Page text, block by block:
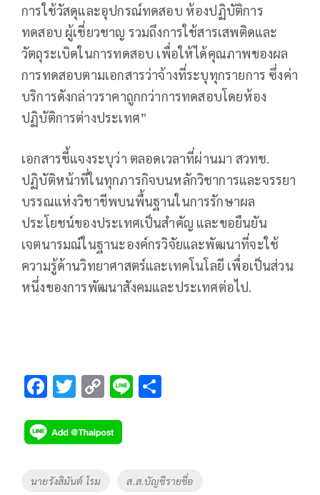
การใช้วัสดุและอุปกรณ์ทดสอบ ห้องปฏิบัติการ
ทดสอบ ผู้เชี่ยวชาญ รวมถึงการใช้สารเสพติดและ
วัตถุระเบิดในการทดสอบ เพื่อให้ได้คุณภาพของผล
การทดสอบตามเอกสารว่าจ้างที่ระบุทุกรายการ ซึ่งค่า
บริการดังกล่าวราคาถูกกว่าการทดสอบโดยห้อง
ปฏิบัติการต่างประเทศ”
เอกสารชี้แจงระบุว่า ตลอดเวลาที่ผ่านมา สวทช.
ปฏิบัติหน้าที่ในทุกภารกิจบนหลักวิชาการและจรรยา
บรรณแห่งวิชาชีพบนพื้นฐานในการรักษาผล
ประโยชน์ของประเทศเป็นสำคัญ และขอยืนยัน
เจตนารมณ์ในฐานะองค์กรวิจัยและพัฒนาที่จะใช้
ความรู้ด้านวิทยาศาสตร์และเทคโนโลยี เพื่อเป็นส่วน
หนึ่งของการพัฒนาสังคมและประเทศต่อไป.
F
e
b
o
T
tt
er
C
p
y
Li
Tags
นายรังสิมันต์ โรม ส.ส.บัญชีรายชื่อ